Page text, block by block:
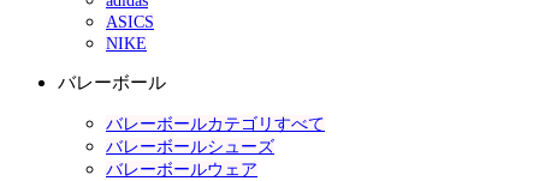
ASICS
NIKE
バレーボール
バレーボールカテゴリすべて
バレーボールシューズ
バレーボールウェア